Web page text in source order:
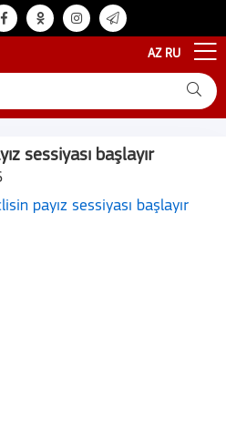
AZ RU
sessiyası başlayır